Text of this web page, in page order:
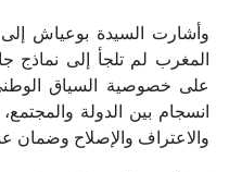
وأشارت السيدة بوعياش إلى
المغرب لم تلجأ إلى نماذج
على خصوصية السياق
انسجام بين الدولة
والاعتراف والإصلاح وضمان